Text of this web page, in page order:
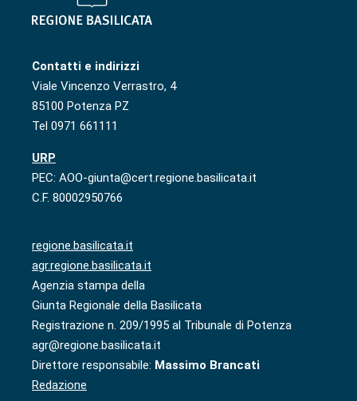
Contatti e indirizzi
Viale Vincenzo Verrastro, 4
85100 Potenza PZ
Tel 0971 661111
URP
PEC: AOO-giunta@cert.regione.basilicata.it
C.F. 80002950766
regione.basilicata.it
agr.regione.basilicata.it
Agenzia stampa della
Giunta Regionale della Basilicata
Registrazione n. 209/1995 al Tribunale di Potenza
agr@regione.basilicata.it
Direttore responsabile: Massimo Brancati
Redazione